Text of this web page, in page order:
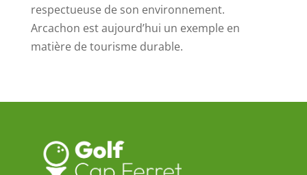
respectueuse de son environnement.
Arcachon est aujourd’hui un exemple en
matière de tourisme durable.